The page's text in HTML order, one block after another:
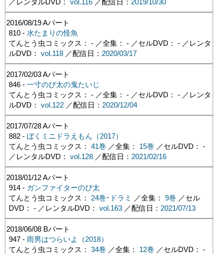
2016/08/19Aパート
810 - 水たまりの怪魚
てんとう虫コミックス： - ／全集： - ／セルDVD： - ／レンタ
ルDVD： vol.118／配信日： 2020/03/17
2017/02/03Aパート
846 - 一寸のび太の鬼たいじ
てんとう虫コミックス： - ／全集： - ／セルDVD： - ／レンタ
ルDVD： vol.122／配信日： 2020/12/04
2017/07/28Aパート
882 - ぼくミニドラえもん（2017）
てんとう虫コミックス： 41巻 ／全集： 15巻 ／セルDVD： -
／レンタルDVD： vol.128／配信日： 2021/02/16
2018/01/12Aパート
914 - ガンファイターのび太
てんとう虫コミックス： 24巻･ ドラミ ／全集： 9巻 ／セル
DVD： - ／レンタルDVD： vol.163／配信日： 2021/07/13
2018/06/08 Bパート
947 - 雨男はつらいよ（2018）
てんとう虫コミックス： 34巻 ／全集： 12巻 ／セルDVD： -